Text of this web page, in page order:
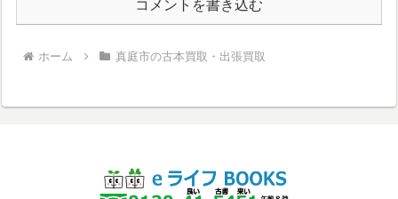
コメントを書き込む
ホーム 真庭市の古本買取・出張買取